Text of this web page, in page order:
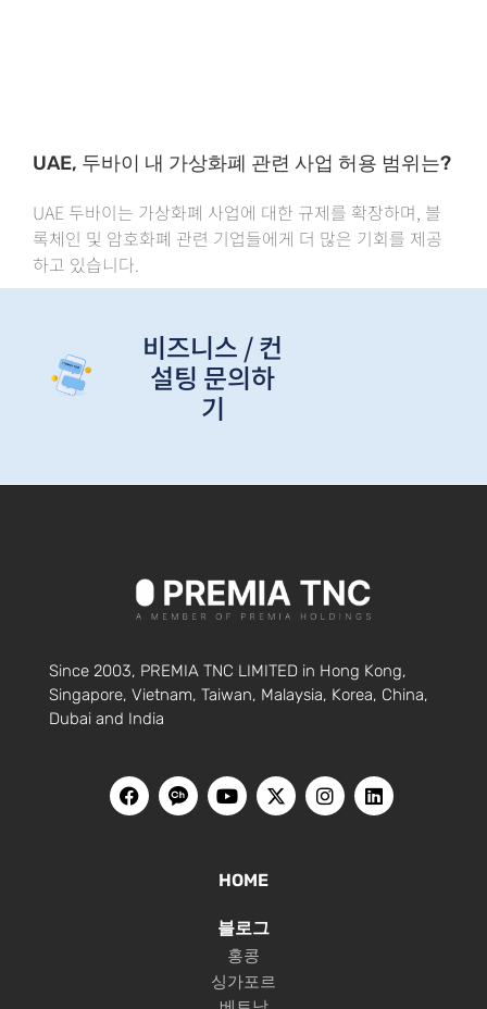
UAE, 두바이 내 가상화폐 관련 사업 허용 범위는?
UAE 두바이는 가상화폐 사업에 대한 규제를 확장하며, 블
록체인 및 암호화폐 관련 기업들에게 더 많은 기회를 제공
하고 있습니다.
비즈니스 / 컨
설팅 문의하
기
Since 2003, PREMIA TNC LIMITED in Hong Kong,
Singapore, Vietnam, Taiwan, Malaysia, Korea, China,
Dubai and India
HOME
블로그
홍콩
싱가포르